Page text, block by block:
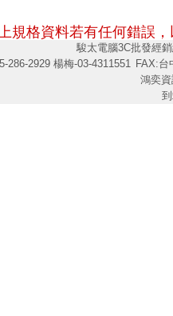
規格資料若有任何錯誤
駿太電腦3C批發經
286-2929 楊梅-03-4311551 FAX:台
鴻奕